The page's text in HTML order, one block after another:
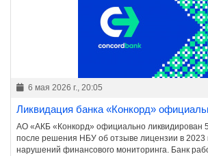
6 мая 2026 г., 20:05
Ликвидация банка «Конкорд»
АО «АКБ «Конкорд» официально ликвидирован
после решения НБУ об отзыве лицензии в 2023
нарушений финансового мониторинга. Банк